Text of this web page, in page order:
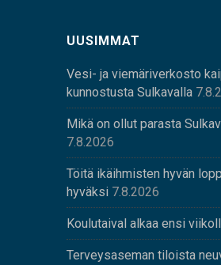
UUSIMMAT
Vesi- ja viemäriverkosto
kunnostusta Sulkavalla
Mikä on ollut parasta
7.8.2026
Töitä ikäihmisten hyvän
hyväksi 7.8.2026
Koulutaival alkaa ensi
Terveysaseman tiloista